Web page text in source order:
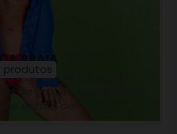
PRAIA
produtos
desta categoria.
de produtos que serão